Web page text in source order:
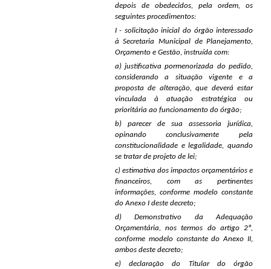
depois de obedecidos, pela ordem, os
seguintes procedimentos:
I - solicitação inicial do órgão interessado
à Secretaria Municipal de Planejamento,
Orçamento e Gestão, instruída com:
a) justificativa pormenorizada do pedido,
considerando a situação vigente e a
proposta de alteração, que deverá estar
vinculada à atuação estratégica ou
prioritária ao funcionamento do órgão;
b) parecer de sua assessoria jurídica,
opinando conclusivamente pela
constitucionalidade e legalidade, quando
se tratar de projeto de lei;
c) estimativa dos impactos orçamentários e
financeiros, com as pertinentes
informações, conforme modelo constante
do Anexo I deste decreto;
d) Demonstrativo da Adequação
Orçamentária, nos termos do artigo 2º,
conforme modelo constante do Anexo II,
ambos deste decreto;
e) declaração do Titular do órgão